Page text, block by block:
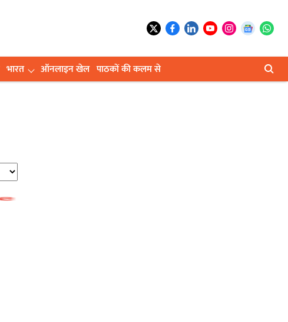
भारत ऑनलाइन खेल पाठकों की कलम से